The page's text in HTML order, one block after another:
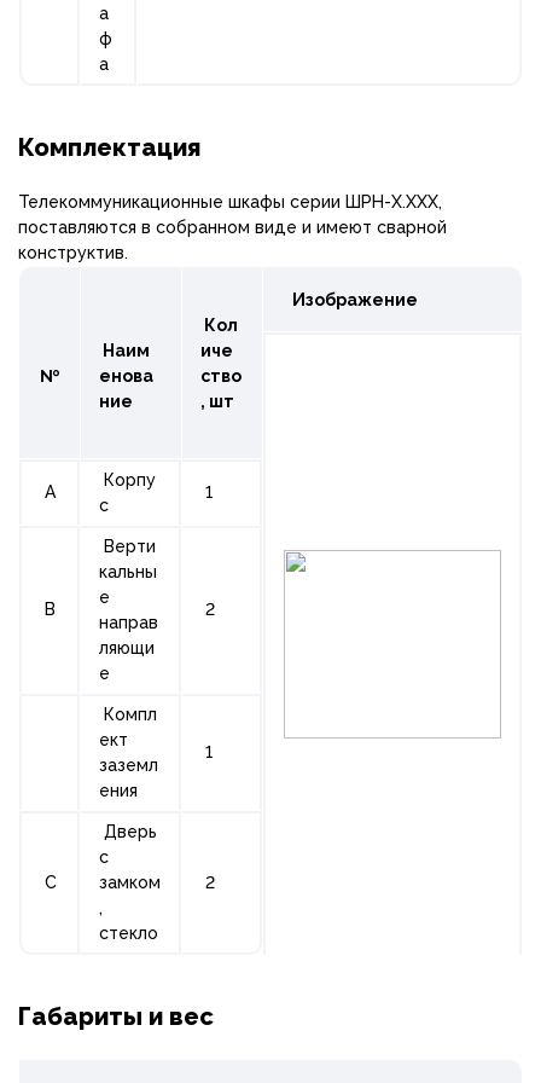
а
ф
а
Комплектация
Телекоммуникационные шкафы серии ШРН-Х.ХХХ,
поставляются в собранном виде и имеют сварной
конструктив.
№
Наим
енова
ние
Кол
иче
ство
, шт
Изображение
A
Корпу
с
1
B
Верти
кальны
е
направ
ляющи
е
2
Компл
ект
заземл
ения
1
C
Дверь
с
замком
,
стекло
2
Габариты и вес